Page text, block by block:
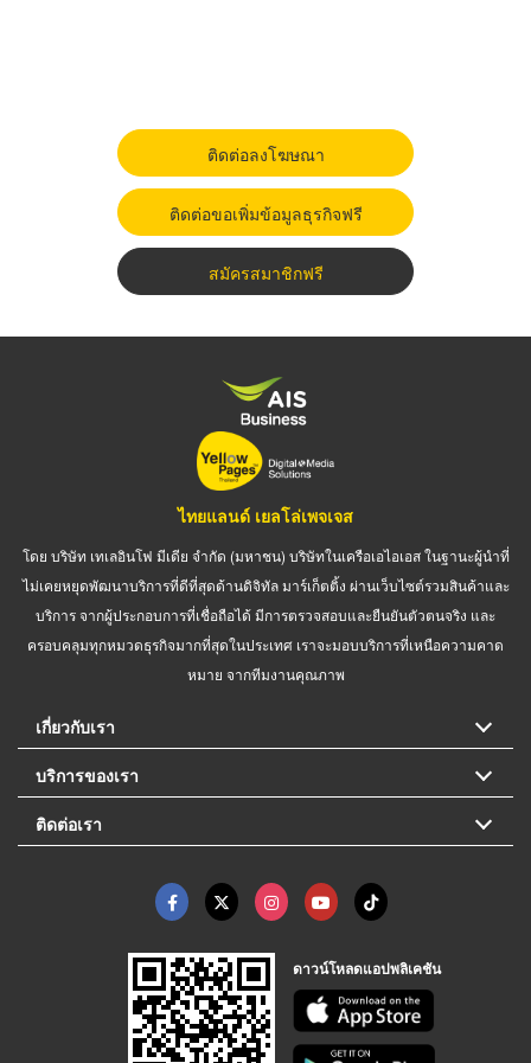
ติดต่อลงโฆษณา
ติดต่อขอเพิ่มข้อมูลธุรกิจฟรี
สมัครสมาชิกฟรี
ไทยแลนด์ เยลโล่เพจเจส
โดย บริษัท เทเลอินโฟ มีเดีย จำกัด (มหาชน) บริษัทในเครือเอไอเอส ในฐานะผู้นำที่
ไม่เคยหยุดพัฒนาบริการที่ดีที่สุดด้านดิจิทัล มาร์เก็ตติ้ง ผ่านเว็บไซต์รวมสินค้าและ
บริการ จากผู้ประกอบการที่เชื่อถือได้ มีการตรวจสอบและยืนยันตัวตนจริง และ
ครอบคลุมทุกหมวดธุรกิจมากที่สุดในประเทศ เราจะมอบบริการที่เหนือความคาด
หมาย จากทีมงานคุณภาพ
เกี่ยวกับเรา
บริการของเรา
ติดต่อเรา
ดาวน์โหลดแอปพลิเคชัน